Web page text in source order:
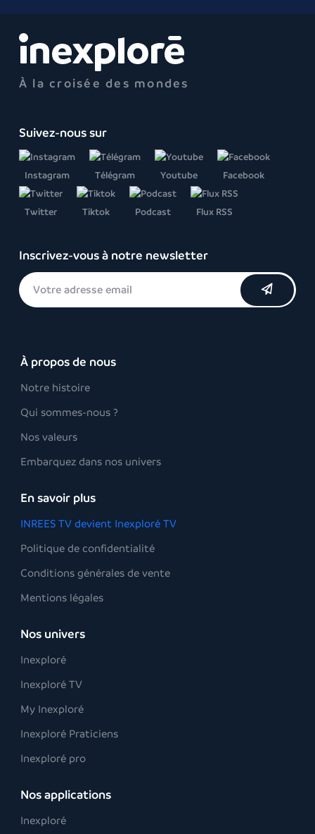
À la croisée des mondes
Suivez-nous sur
Instagram Télégram Youtube Facebook
Twitter Tiktok Podcast Flux RSS
Inscrivez-vous à notre newsletter
À propos de nous
Notre histoire
Qui sommes-nous ?
Nos valeurs
Embarquez dans nos univers
En savoir plus
INREES TV devient Inexploré TV
Politique de confidentialité
Conditions générales de vente
Mentions légales
Nos univers
Inexploré
Inexploré TV
My Inexploré
Inexploré Praticiens
Inexploré pro
Nos applications
Inexploré